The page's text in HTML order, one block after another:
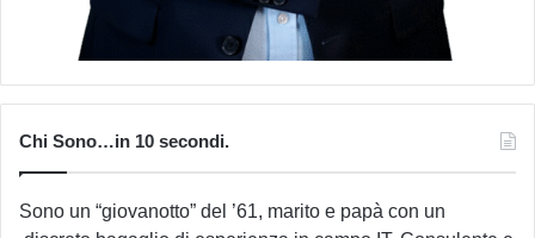
Chi Sono…in 10 secondi.
Sono un “giovanotto” del ’61, marito e papà con un